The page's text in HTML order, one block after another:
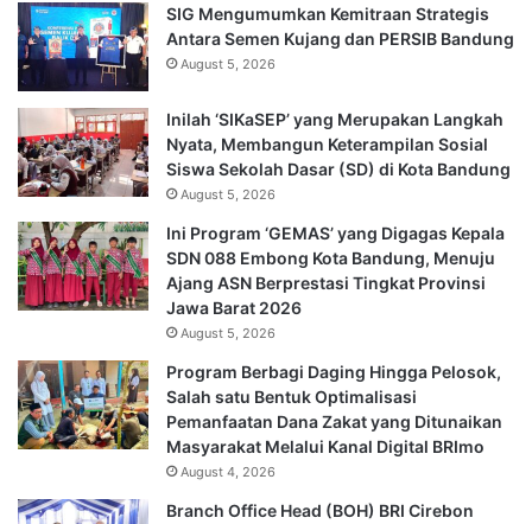
SIG Mengumumkan Kemitraan Strategis
Antara Semen Kujang dan PERSIB Bandung
August 5, 2026
Inilah ‘SIKaSEP’ yang Merupakan Langkah
Nyata, Membangun Keterampilan Sosial
Siswa Sekolah Dasar (SD) di Kota Bandung
August 5, 2026
Ini Program ‘GEMAS’ yang Digagas Kepala
SDN 088 Embong Kota Bandung, Menuju
Ajang ASN Berprestasi Tingkat Provinsi
Jawa Barat 2026
August 5, 2026
Program Berbagi Daging Hingga Pelosok,
Salah satu Bentuk Optimalisasi
Pemanfaatan Dana Zakat yang Ditunaikan
Masyarakat Melalui Kanal Digital BRImo
August 4, 2026
Branch Office Head (BOH) BRI Cirebon